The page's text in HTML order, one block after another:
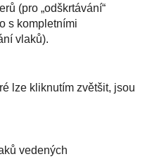
(pro „odškrtávání“
s kompletními
vlaků).
lze kliknutím zvětšit, jsou
vedených